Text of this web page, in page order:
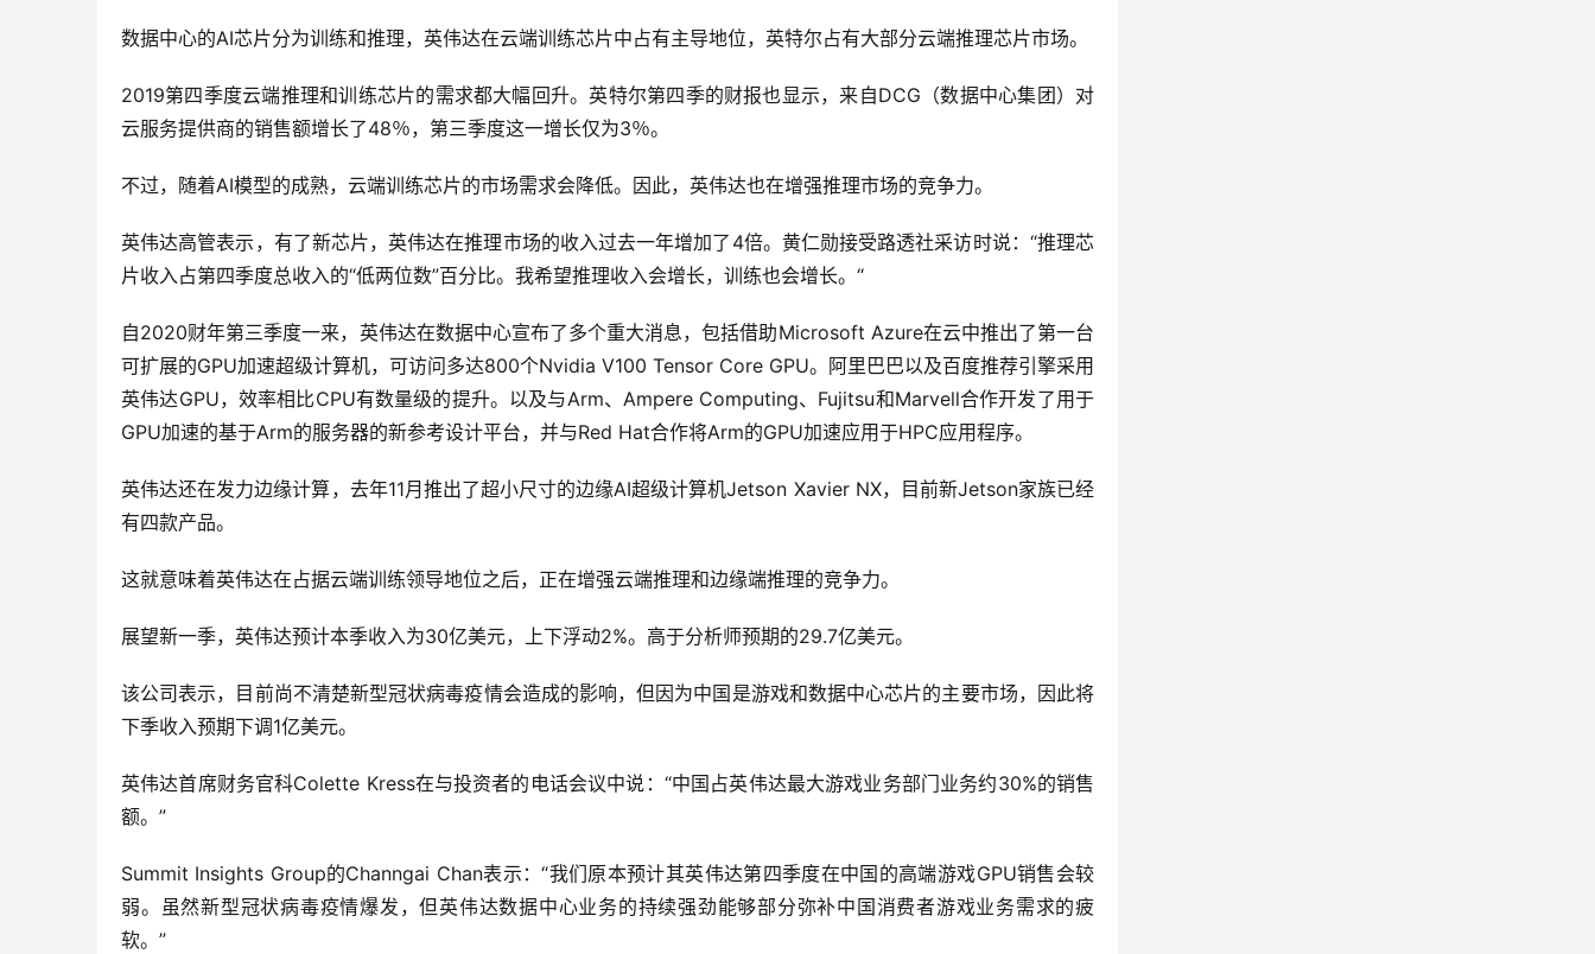
数据中心的AI芯片分为训练和推理，英伟达在云端训练芯片中占有主导地位，英特尔占有大部分云端推理芯片市场。
2019第四季度云端推理和训练芯片的需求都大幅回升。英特尔第四季的财报也显示，来自DCG（数据中心集团）对
云服务提供商的销售额增长了48％，第三季度这一增长仅为3％。
不过，随着AI模型的成熟，云端训练芯片的市场需求会降低。因此，英伟达也在增强推理市场的竞争力。
英伟达高管表示，有了新芯片，英伟达在推理市场的收入过去一年增加了4倍。黄仁勋接受路透社采访时说：“推理芯
片收入占第四季度总收入的“低两位数”百分比。我希望推理收入会增长，训练也会增长。“
自2020财年第三季度一来，英伟达在数据中心宣布了多个重大消息，包括借助Microsoft Azure在云中推出了第一台
可扩展的GPU加速超级计算机，可访问多达800个Nvidia V100 Tensor Core GPU。阿里巴巴以及百度推荐引擎采用
英伟达GPU，效率相比CPU有数量级的提升。以及与Arm、Ampere Computing、Fujitsu和Marvell合作开发了用于
GPU加速的基于Arm的服务器的新参考设计平台，并与Red Hat合作将Arm的GPU加速应用于HPC应用程序。
英伟达还在发力边缘计算，去年11月推出了超小尺寸的边缘AI超级计算机Jetson Xavier NX，目前新Jetson家族已经
有四款产品。
这就意味着英伟达在占据云端训练领导地位之后，正在增强云端推理和边缘端推理的竞争力。
展望新一季，英伟达预计本季收入为30亿美元，上下浮动2%。高于分析师预期的29.7亿美元。
该公司表示，目前尚不清楚新型冠状病毒疫情会造成的影响，但因为中国是游戏和数据中心芯片的主要市场，因此将
下季收入预期下调1亿美元。
英伟达首席财务官科Colette Kress在与投资者的电话会议中说：“中国占英伟达最大游戏业务部门业务约30%的销售
额。”
Summit Insights Group的Channgai Chan表示：“我们原本预计其英伟达第四季度在中国的高端游戏GPU销售会较
弱。虽然新型冠状病毒疫情爆发，但英伟达数据中心业务的持续强劲能够部分弥补中国消费者游戏业务需求的疲
软。”